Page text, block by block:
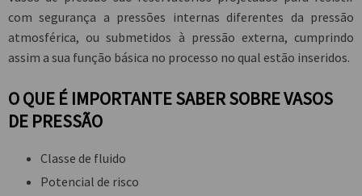
com segurança a pressões internas diferentes da pressão
atmosférica, ou submetidos à pressão externa, cumprindo
assim a sua função básica no processo no qual estão inseridos.
O QUE É IMPORTANTE SABER SOBRE VASOS
DE PRESSÃO
Classe de fluido
Potencial de risco